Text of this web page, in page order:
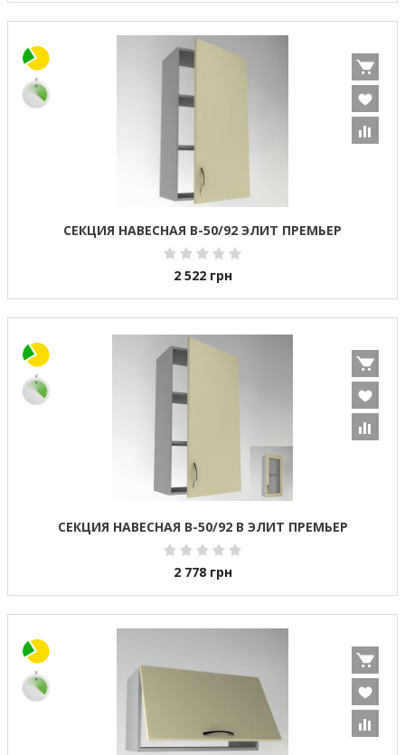
СЕКЦИЯ НАВЕСНАЯ В-50/92 ЭЛИТ ПРЕМЬЕР
2 522 грн
СЕКЦИЯ НАВЕСНАЯ В-50/92 В ЭЛИТ ПРЕМЬЕР
2 778 грн